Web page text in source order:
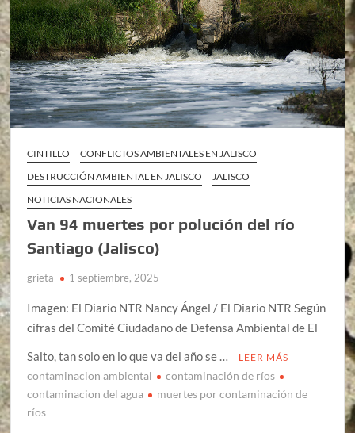
CINTILLO
CONFLICTOS AMBIENTALES EN JALISCO
DESTRUCCIÓN AMBIENTAL EN JALISCO
JALISCO
NOTICIAS NACIONALES
Van 94 muertes por polución del río
Santiago (Jalisco)
grieta 1 septiembre, 2025
Imagen: El Diario NTR Nancy Ángel / El Diario NTR Según
cifras del Comité Ciudadano de Defensa Ambiental de El
Salto, tan solo en lo que va del año se …
LEER MÁS
contaminacion ambiental
contaminación de ríos
contaminacion del agua
muertes por contaminación de
ríos